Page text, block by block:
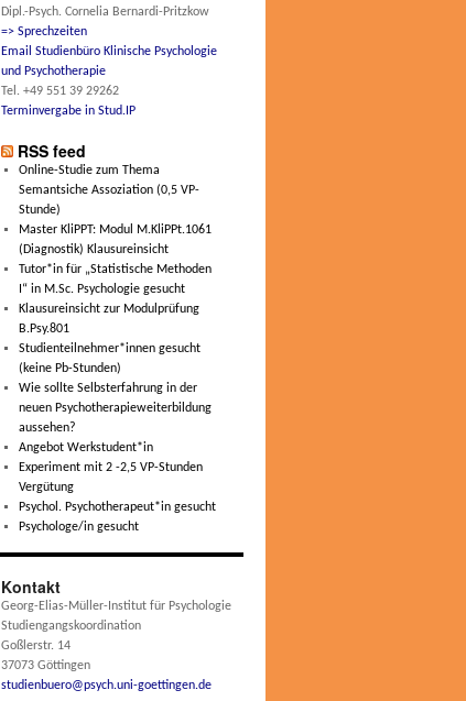
Dipl.-Psych. Cornelia Bernardi-Pritzkow
=> Sprechzeiten
Email Studienbüro Klinische Psychologie
und Psychotherapie
Tel. +49 551 39 29262
Terminvergabe in Stud.IP
RSS feed
Online-Studie zum Thema
Semantsiche Assoziation (0,5 VP-
Stunde)
Master KliPPT: Modul M.KliPPt.1061
(Diagnostik) Klausureinsicht
Tutor*in für „Statistische Methoden
I“ in M.Sc. Psychologie gesucht
Klausureinsicht zur Modulprüfung
B.Psy.801
Studienteilnehmer*innen gesucht
(keine Pb-Stunden)
Wie sollte Selbsterfahrung in der
neuen Psychotherapieweiterbildung
aussehen?
Angebot Werkstudent*in
Experiment mit 2 -2,5 VP-Stunden
Vergütung
Psychol. Psychotherapeut*in gesucht
Psychologe/in gesucht
Kontakt
Georg-Elias-Müller-Institut für Psychologie
Studiengangskoordination
Goßlerstr. 14
37073 Göttingen
studienbuero@psych.uni-goettingen.de